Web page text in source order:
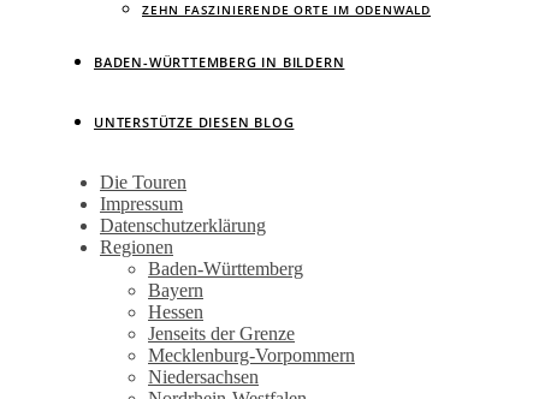
ZEHN FASZINIERENDE ORTE IM ODENWALD
BADEN-WÜRTTEMBERG IN BILDERN
UNTERSTÜTZE DIESEN BLOG
Wandertagebuch von Torsten
Wirschum
Die Touren
Impressum
Datenschutzerklärung
Regionen
Baden-Württemberg
Bayern
Hessen
Jenseits der Grenze
Mecklenburg-Vorpommern
Niedersachsen